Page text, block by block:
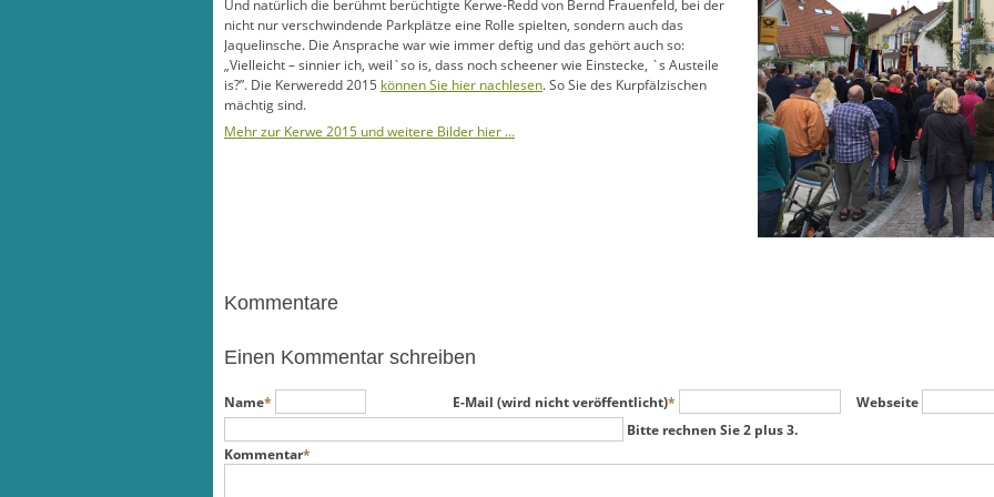
Und natürlich die berühmt berüchtigte Kerwe-Redd von Bernd Frauenfeld, bei der
nicht nur verschwindende Parkplätze eine Rolle spielten, sondern auch das
Jaquelinsche. Die Ansprache war wie immer deftig und das gehört auch so:
„Vielleicht – sinnier ich, weil`so is, dass noch scheener wie Einstecke, `s Austeile
is?”. Die Kerweredd 2015 können Sie hier nachlesen. So Sie des Kurpfälzischen
mächtig sind.
Mehr zur Kerwe 2015 und weitere Bilder hier …
Kommentare
Einen Kommentar schreiben
Pflichtfeld
Name* Pflichtfeld
E-Mail (wird nicht veröffentlicht)* Webseite
Bitte rechnen Sie 2 plus 3.
Pflichtfeld
Kommentar*